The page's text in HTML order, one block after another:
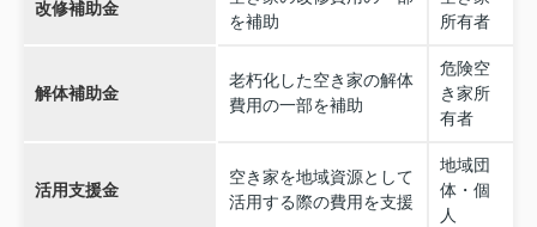
改修補助金
を補助
所有者
解体補助金
老朽化した空き家の解体
費用の一部を補助
危険空
き家所
有者
活用支援金
空き家を地域資源として
活用する際の費用を支援
地域団
体・個
人